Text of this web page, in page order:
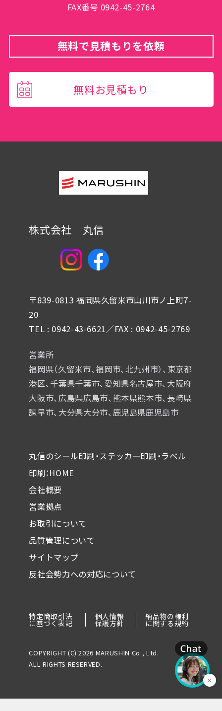
FAX番号 0942-45-2764
無料で見積もりを依頼
無料お見積もり
株式会社 丸信
〒839-0813 福岡県久留米市山川市ノ上町7-
20
TEL : 0942-43-6621／FAX : 0942-45-2769
営業所
福岡県（久留米市、福岡市、北九州市）、東京都
港区、千葉県千葉市、 愛知県名古屋市、大阪府
大阪市、広島県広島市、熊本県熊本市、 長崎県
諫早市、大分県大分市、鹿児島県鹿児島市
丸信のシール印刷・ステッカー印刷・ラベル
印刷：HOME
会社概要
営業拠点
お取引について
品質管理について
サイトマップ
反社会勢力への対応について
特定商取引法
に基づく表記
個人情報
保護方針
納品物の権利
に関する規約
COPYRIGHT (C) 2026 MARUSHIN Co., Ltd.
ALL RIGHTS RESERVED.